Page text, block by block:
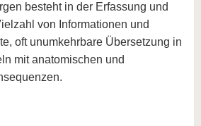
besteht in der Erfassung und
von Informationen und
oft unumkehrbare Übersetzung in
mit anatomischen und